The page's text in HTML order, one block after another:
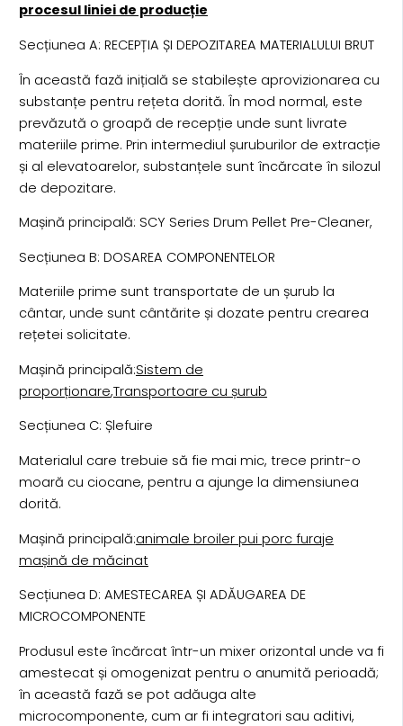
procesul liniei de producție
Secțiunea A: RECEPȚIA ȘI DEPOZITAREA MATERIALULUI BRUT
În această fază inițială se stabilește aprovizionarea cu
substanțe pentru rețeta dorită. În mod normal, este
prevăzută o groapă de recepție unde sunt livrate
materiile prime. Prin intermediul șuruburilor de extracție
și al elevatoarelor, substanțele sunt încărcate în silozul
de depozitare.
Mașină principală: SCY Series Drum Pellet Pre-Cleaner,
Secțiunea B: DOSAREA COMPONENTELOR
Materiile prime sunt transportate de un șurub la
cântar, unde sunt cântărite și dozate pentru crearea
rețetei solicitate.
Mașină principală:Sistem de
proporționare,Transportoare cu șurub
Secțiunea C: Șlefuire
Materialul care trebuie să fie mai mic, trece printr-o
moară cu ciocane, pentru a ajunge la dimensiunea
dorită.
Mașină principală:animale broiler pui porc furaje
mașină de măcinat
Secțiunea D: AMESTECAREA ȘI ADĂUGAREA DE
MICROCOMPONENTE
Produsul este încărcat într-un mixer orizontal unde va fi
amestecat și omogenizat pentru o anumită perioadă;
în această fază se pot adăuga alte
microcomponente, cum ar fi integratori sau aditivi,